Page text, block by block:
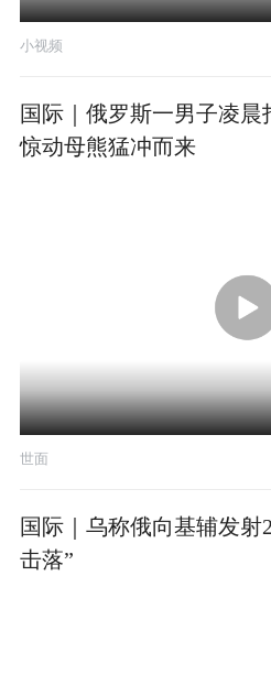
小视频
国际｜俄罗斯一男子凌
惊动母熊猛冲而来
世面
国际｜乌称俄向基辅发射
击落”